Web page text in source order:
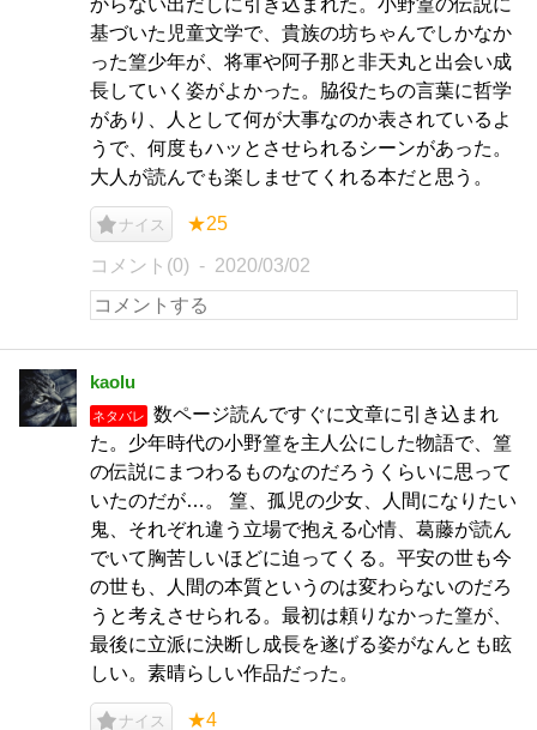
からない出だしに引き込まれた。小野篁の伝説に
基づいた児童文学で、貴族の坊ちゃんでしかなか
った篁少年が、将軍や阿子那と非天丸と出会い成
長していく姿がよかった。脇役たちの言葉に哲学
があり、人として何が大事なのか表されているよ
うで、何度もハッとさせられるシーンがあった。
大人が読んでも楽しませてくれる本だと思う。
ナイス ★25
コメント(0) 2020/03/02
kaolu
ネタバレ
数ページ読んですぐに文章に引き込まれ
た。少年時代の小野篁を主人公にした物語で、篁
の伝説にまつわるものなのだろうくらいに思って
いたのだが…。 篁、孤児の少女、人間になりたい
鬼、それぞれ違う立場で抱える心情、葛藤が読ん
でいて胸苦しいほどに迫ってくる。平安の世も今
の世も、人間の本質というのは変わらないのだろ
うと考えさせられる。最初は頼りなかった篁が、
最後に立派に決断し成長を遂げる姿がなんとも眩
しい。素晴らしい作品だった。
ナイス ★4